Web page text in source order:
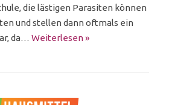
die lästigen Parasiten können
und stellen dann oftmals ein
da… Weiterlesen »